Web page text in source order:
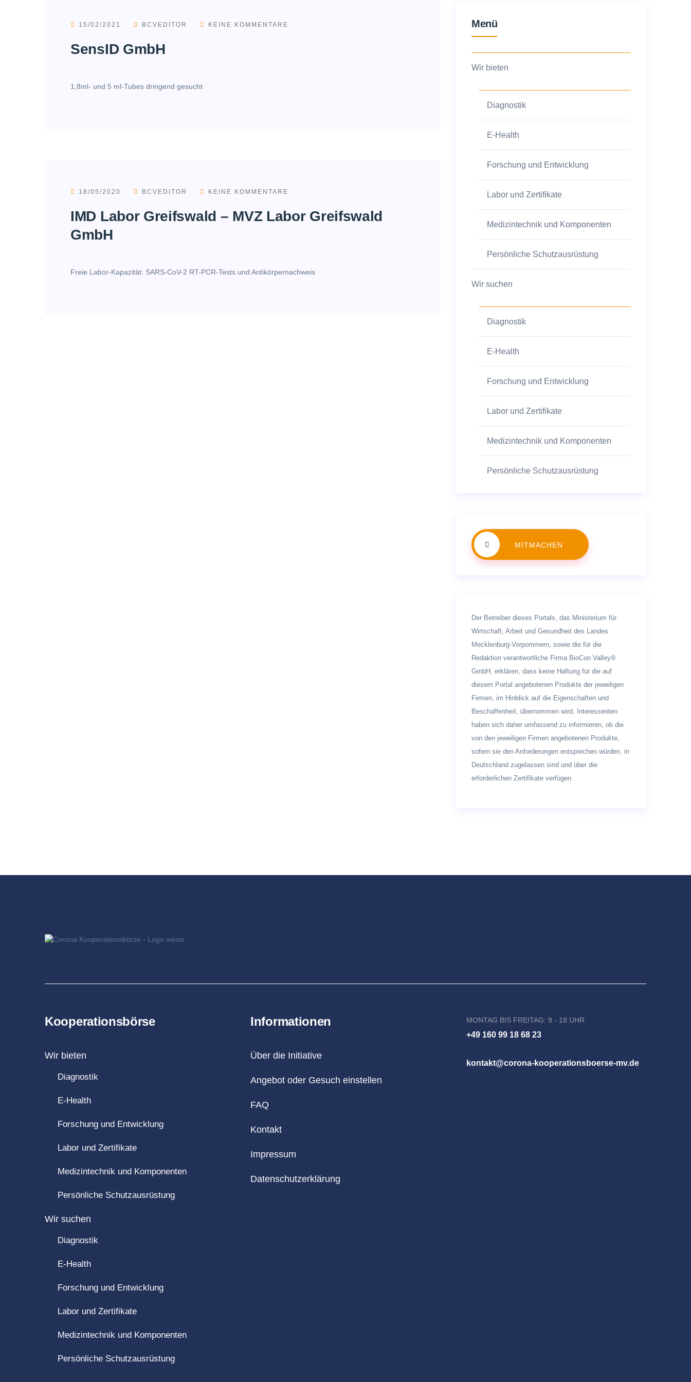
15/02/2021 BCVEDITOR KEINE KOMMENTARE
SensID GmbH
1,8ml- und 5 ml-Tubes dringend gesucht
18/05/2020 BCVEDITOR KEINE KOMMENTARE
IMD Labor Greifswald – MVZ Labor Greifswald
GmbH
Freie Labor-Kapazität: SARS-CoV-2 RT-PCR-Tests und Antikörpernachweis
Menü
Wir bieten
Diagnostik
E-Health
Forschung und Entwicklung
Labor und Zertifikate
Medizintechnik und Komponenten
Persönliche Schutzausrüstung
Wir suchen
Diagnostik
E-Health
Forschung und Entwicklung
Labor und Zertifikate
Medizintechnik und Komponenten
Persönliche Schutzausrüstung
MITMACHEN
Der Betreiber dieses Portals, das Ministerium für
Wirtschaft, Arbeit und Gesundheit des Landes
Mecklenburg-Vorpommern, sowie die für die
Redaktion verantwortliche Firma BioCon Valley®
GmbH, erklären, dass keine Haftung für die auf
diesem Portal angebotenen Produkte der jeweiligen
Firmen, im Hinblick auf die Eigenschaften und
Beschaffenheit, übernommen wird. Interessenten
haben sich daher umfassend zu informieren, ob die
von den jeweiligen Firmen angebotenen Produkte,
sofern sie den Anforderungen entsprechen würden, in
Deutschland zugelassen sind und über die
erforderlichen Zertifikate verfügen.
Kooperationsbörse
Wir bieten
Diagnostik
E-Health
Forschung und Entwicklung
Labor und Zertifikate
Medizintechnik und Komponenten
Persönliche Schutzausrüstung
Wir suchen
Diagnostik
E-Health
Forschung und Entwicklung
Labor und Zertifikate
Medizintechnik und Komponenten
Persönliche Schutzausrüstung
Informationen
Über die Initiative
Angebot oder Gesuch einstellen
FAQ
Kontakt
Impressum
Datenschutzerklärung
MONTAG BIS FREITAG: 9 - 18 UHR
+49 160 99 18 68 23
kontakt@corona-kooperationsboerse-mv.de